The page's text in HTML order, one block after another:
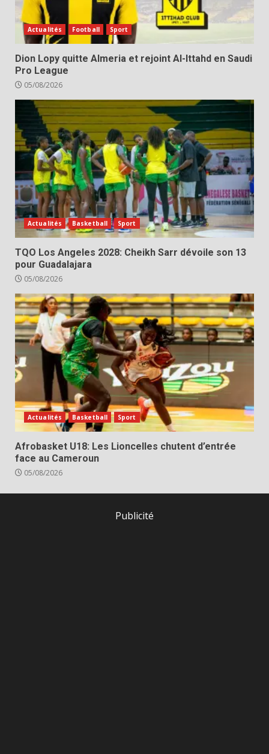
Actualités Football Sport
Dion Lopy quitte Almeria et rejoint Al-Ittahd en Saudi
Pro League
05/08/2026
Actualités Basketball Sport
TQO Los Angeles 2028: Cheikh Sarr dévoile son 13
pour Guadalajara
05/08/2026
Actualités Basketball Sport
Afrobasket U18: Les Lioncelles chutent d’entrée
face au Cameroun
05/08/2026
Publicité